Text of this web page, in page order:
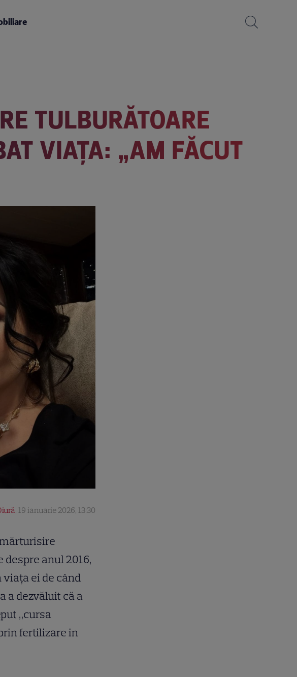
TULBURĂTOARE
VIAȚA: „AM FĂCUT
, 19 ianuarie 2026, 13:30
anul 2016,
ei de când
a dezvăluit că a
„cursa
fertilizare in